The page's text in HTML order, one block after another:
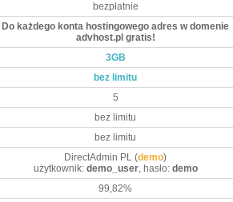
bezpłatnie
Do każdego konta hostingowego adres w domenie
advhost.pl gratis!
3GB
bez limitu
5
bez limitu
bez limitu
DirectAdmin PL (demo)
użytkownik: demo_user, hasło: demo
99,82%